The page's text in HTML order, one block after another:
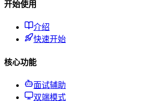
开始使用
介绍
快速开始
核心功能
面试辅助
双端模式